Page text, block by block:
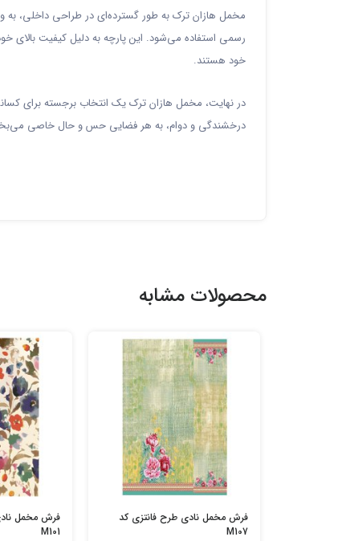
مخمل هازان ترک به طور گسترده‌ای در طراحی داخلی، به
رسمی استفاده می‌شود. این پارچه به دلیل کیفیت بالای
خود هستند.
در نهایت، مخمل هازان ترک یک انتخاب برجسته برای
درخشندگی و دوام، به هر فضایی حس و حال خاصی
محصولات مشابه
فرش مخمل نادی طرح فانتزی کد
M107
فرش مخمل
M101